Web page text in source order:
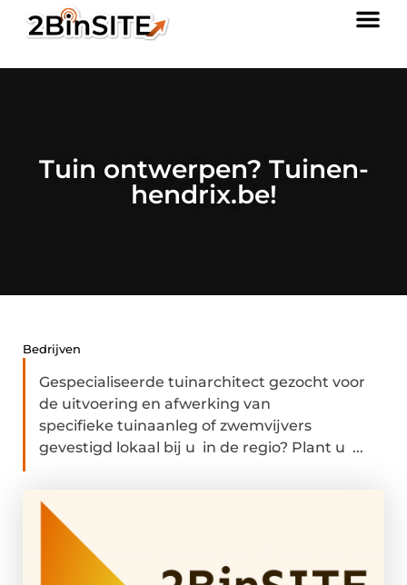
Tuin ontwerpen? Tuinen-
hendrix.be!
Bedrijven
Gespecialiseerde tuinarchitect gezocht voor
de uitvoering en afwerking van
specifieke tuinaanleg of zwemvijvers
gevestigd lokaal bij u in de regio? Plant u ...